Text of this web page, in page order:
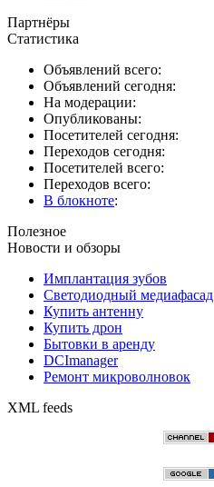
Партнёры
Статистика
Объявлений всего:
Объявлений сегодня:
На модерации:
Опубликованы:
Посетителей сегодня:
Переходов сегодня:
Посетителей всего:
Переходов всего:
В блокноте:
Полезное
Новости и обзоры
Имплантация зубов
Светодиодный медиафасад
Купить антенну
Купить дрон
Бытовки в аренду
DCImanager
Ремонт микроволновок
XML feeds